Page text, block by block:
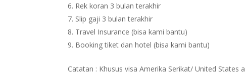
Rek koran 3 bulan terakhir
Slip gaji 3 bulan terakhir
Travel Insurance (bisa kami bantu)
Booking tiket dan hotel (bisa kami bantu)
Catatan : Khusus visa Amerika Serikat/ United